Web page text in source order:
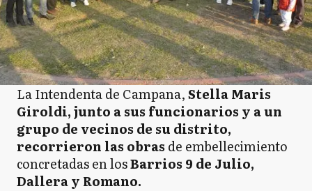
La Intendenta de Campana,Stella Maris
Giroldi, junto a sus funcionarios y a un
grupo de vecinos de su distrito,
recorrieron las obras de embellecimiento
concretadas en losBarrios 9 de Julio,
Dallera y Romano.